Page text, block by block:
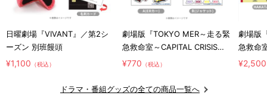
日曜劇場『VIVANT』／第2シ
ーズン 別班饅頭
¥1,100 （税込）
劇場版『TOKYO MER～走る緊
急救命室～CAPITAL CRISIS』
／ジェリーポップシール
¥770 （税込）
劇場版
急救命
／マフ
¥2,500
ドラマ・番組グッズの全ての商品一覧へ